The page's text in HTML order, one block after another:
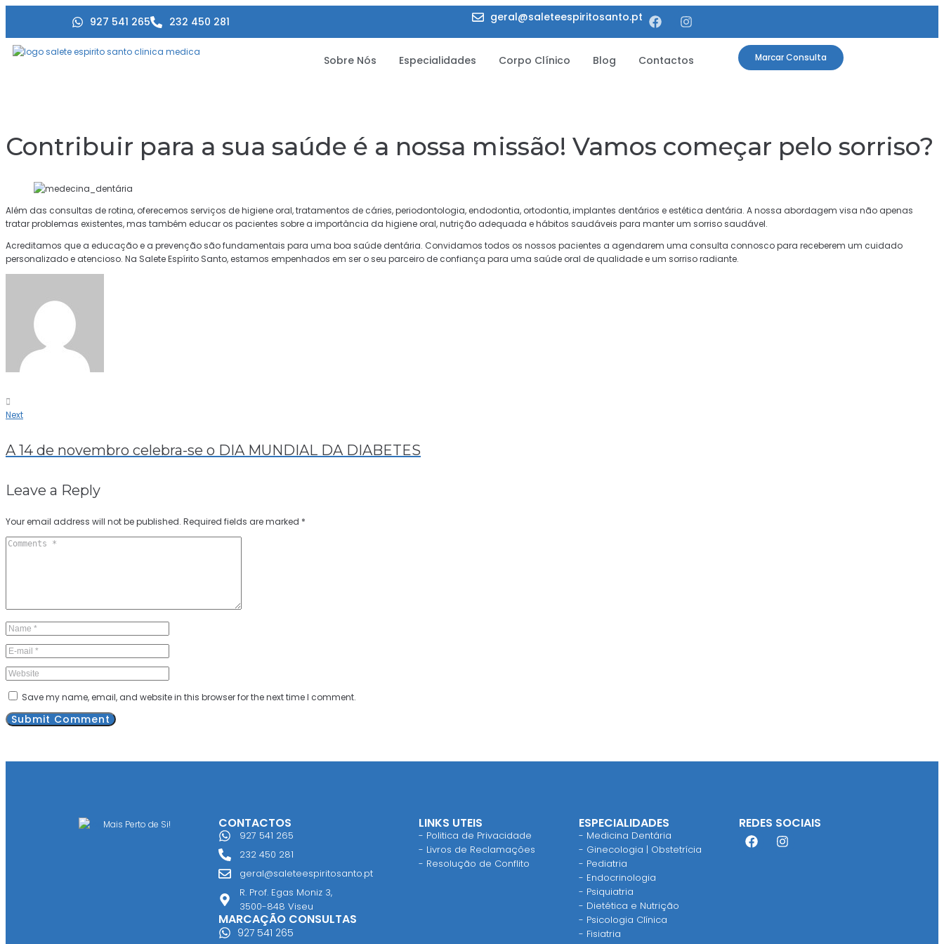
927 541 265 232 450 281 geral@saleteespiritosanto.pt
Sobre Nós Especialidades Corpo Clínico Blog Contactos Marcar Consulta
Contribuir para a sua saúde é a nossa missão! Vamos começar pelo sorriso?
Além das consultas de rotina, oferecemos serviços de higiene oral, tratamentos de cáries, periodontologia, endodontia, ortodontia, implantes dentários e estética dentária. A nossa abordagem visa não apenas
tratar problemas existentes, mas também educar os pacientes sobre a importância da higiene oral, nutrição adequada e hábitos saudáveis para manter um sorriso saudável.
Acreditamos que a educação e a prevenção são fundamentais para uma boa saúde dentária. Convidamos todos os nossos pacientes a agendarem uma consulta connosco para receberem um cuidado
personalizado e atencioso. Na Salete Espírito Santo, estamos empenhados em ser o seu parceiro de confiança para uma saúde oral de qualidade e um sorriso radiante.
Next
A 14 de novembro celebra-se o DIA MUNDIAL DA DIABETES
Leave a Reply
Your email address will not be published. Required fields are marked *
Save my name, email, and website in this browser for the next time I comment.
Mais Perto de Si! CONTACTOS
927 541 265
232 450 281
geral@saleteespiritosanto.pt
R. Prof. Egas Moniz 3,
3500-848 Viseu
MARCAÇÃO CONSULTAS
927 541 265
LINKS UTEIS
- Politica de Privacidade
- Livros de Reclamações
- Resolução de Conflito
ESPECIALIDADES
- Medicina Dentária
- Ginecologia | Obstetrícia
- Pediatria
- Endocrinologia
- Psiquiatria
- Dietética e Nutrição
- Psicologia Clínica
- Fisiatria
REDES SOCIAIS